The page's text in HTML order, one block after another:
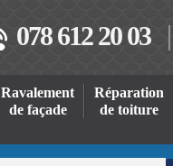
078 612 20 03
Ravalement
de façade
Réparation
de toiture